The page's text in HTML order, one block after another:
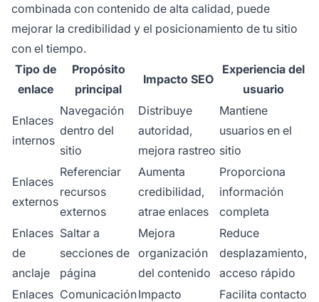
combinada con contenido de alta calidad, puede
mejorar la credibilidad y el posicionamiento de tu sitio
con el tiempo.
Tipo de
enlace
Propósito
principal
Impacto SEO
Experiencia del
usuario
Enlaces
internos
Navegación
dentro del
sitio
Distribuye
autoridad,
mejora rastreo
Mantiene
usuarios en el
sitio
Enlaces
externos
Referenciar
recursos
externos
Aumenta
credibilidad,
atrae enlaces
Proporciona
información
completa
Enlaces
de
anclaje
Saltar a
secciones de
página
Mejora
organización
del contenido
Reduce
desplazamiento,
acceso rápido
Enlaces ComunicaciónImpacto
Facilita contacto